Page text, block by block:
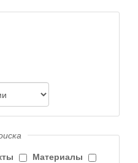
Материалы